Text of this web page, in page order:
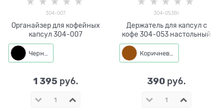
304-007
Органайзер для кофейных
капсул 304-007
1 395 руб.
304-053Br
Держатель для капсул с
кофе 304-053 настольный
390 руб.